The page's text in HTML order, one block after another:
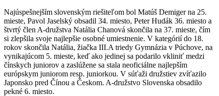
Najúspešnejším slovenským riešiteľom bol Matúš Demiger na 25.
mieste, Pavol Jaselský obsadil 34. miesto, Peter Hudák 36. miesto a
štvrtý člen A-družstva Natália Chanová skončila na 37. mieste, čím
si zlepšila svoje najlepšie osobné umiestnenie. V kategórií do 18.
rokov skončila Natália, žiačka III.A triedy Gymnázia v Púchove, na
vynikajúcom 5. mieste, keď ako jedinej sa podarilo vkliniť medzi
čínskych juniorov a zaslúžene sa stala neoficiálne najlepším
európskym juniorom resp. juniorkou. V súťaži družstiev zvíťazilo
Japonsko pred Čínou a Českom. A-družstvo Slovenska obsadilo
pekné 6. miesto.